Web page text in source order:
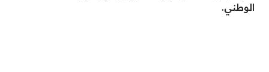
الوطني.